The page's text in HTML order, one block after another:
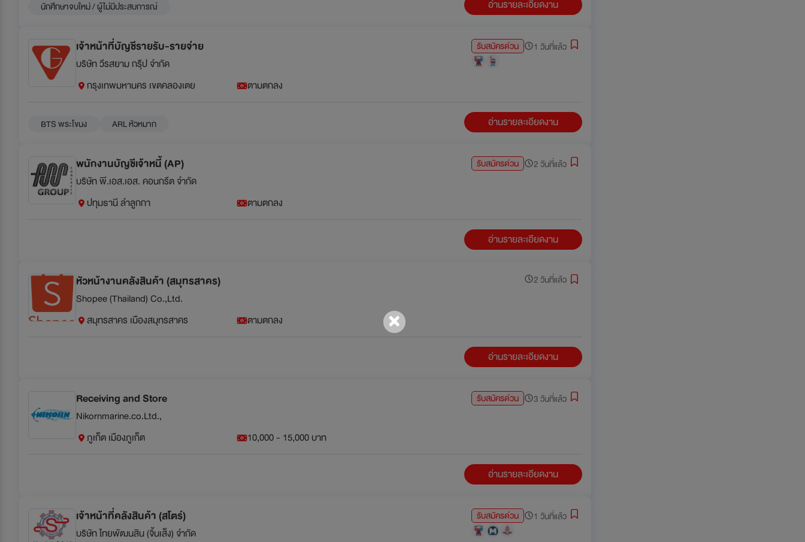
นักศึกษาจบใหม่ / ผู้ไม่มีประสบการณ์ อ่านรายละเอียดงาน
เจ้าหน้าที่บัญชีรายรับ-รายจ่าย
บริษัท วีรสยาม กรุ๊ป จำกัด
รับสมัครด่วน 1 วันที่แล้ว
กรุงเทพมหานคร เขตคลองเตย ตามตกลง
BTS พระโขนง ARL หัวหมาก อ่านรายละเอียดงาน
พนักงานบัญชีเจ้าหนี้ (AP)
บริษัท พี.เอส.เอส. คอนกรีต จำกัด
รับสมัครด่วน 2 วันที่แล้ว
ปทุมธานี ลำลูกกา ตามตกลง
อ่านรายละเอียดงาน
หัวหน้างานคลังสินค้า (สมุทรสาคร)
Shopee (Thailand) Co.,Ltd.
2 วันที่แล้ว
สมุทรสาคร เมืองสมุทรสาคร ตามตกลง
อ่านรายละเอียดงาน
Receiving and Store
Nikornmarine.co.Ltd.,
รับสมัครด่วน 3 วันที่แล้ว
ภูเก็ต เมืองภูเก็ต 10,000 - 15,000 บาท
อ่านรายละเอียดงาน
เจ้าหน้าที่คลังสินค้า (สโตร์)
บริษัท ไทยพัฒนสิน (จิ้นเส็ง) จำกัด
รับสมัครด่วน 1 วันที่แล้ว